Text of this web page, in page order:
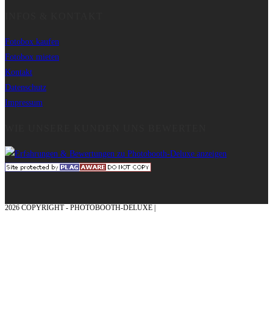
Fotobox kaufen
Fotobox mieten
Kontakt
Datenschutz
Impressum
2026 COPYRIGHT - PHOTOBOOTH-DELUXE |